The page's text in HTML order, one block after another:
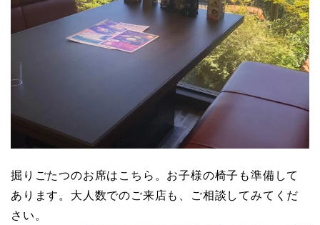
掘りごたつのお席はこちら。お子様の椅子も準備して
あります。大人数でのご来店も、ご相談してみてくだ
さい。